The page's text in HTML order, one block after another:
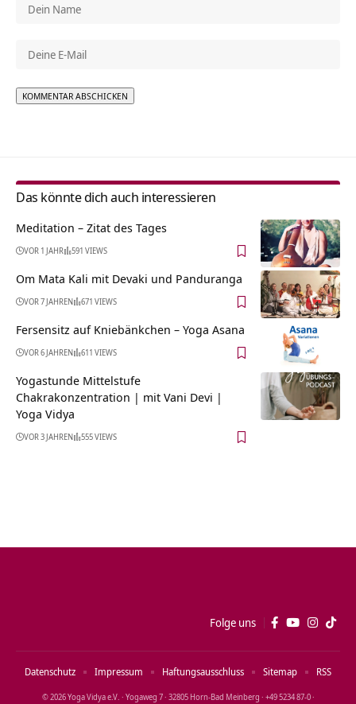
Das könnte dich auch interessieren
Meditation – Zitat des Tages
VOR 1 JAHR 591 VIEWS
Om Mata Kali mit Devaki und Panduranga
VOR 7 JAHREN 671 VIEWS
Fersensitz auf Kniebänkchen – Yoga Asana
VOR 6 JAHREN 611 VIEWS
Yogastunde Mittelstufe
Chakrakonzentration | mit Vani Devi |
Yoga Vidya
VOR 3 JAHREN 555 VIEWS
Folge uns
© 2026 Yoga Vidya e.V. · Yogaweg 7 · 32805 Horn‑Bad Meinberg · +49 5234 87‑0 ·
Datenschutz Impressum Haftungsausschluss Sitemap RSS